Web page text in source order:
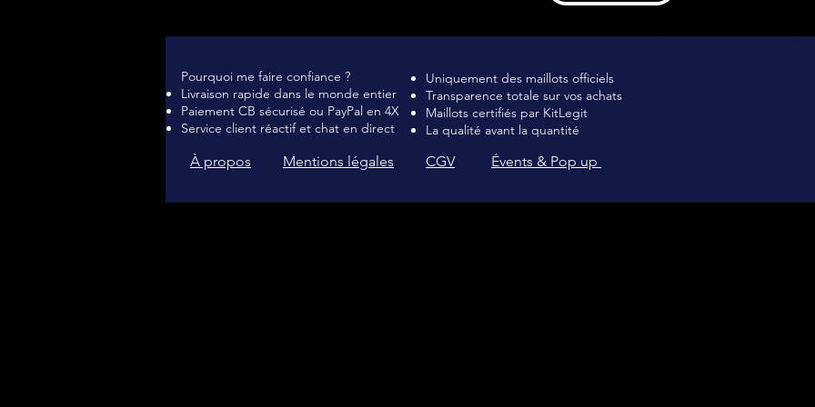
Pourquoi me faire confiance ?
Livraison rapide dans le monde entier
Paiement CB sécurisé ou PayPal en 4X
Service client réactif et chat en direct
Uniquement des maillots officiels
Transparence totale sur vos achats
Maillots certifiés par KitLegit
La qualité avant la quantité
À propos Mentions légales CGV Évents & Pop up